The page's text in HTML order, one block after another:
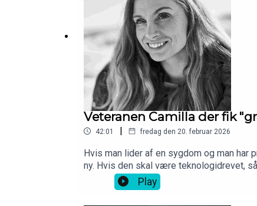
Veteranen Camilla der fik
42:01 | fredag den 20. februar 2026
Hvis man lider af en sygdom og man
ny. Hvis den skal være teknologidrevet,
og siden udvikle appen Reelieve for
efter et angstanfald.
Play